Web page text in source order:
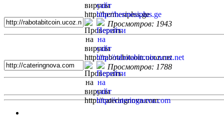
Просмотров: 1943
Просмотров: 1788